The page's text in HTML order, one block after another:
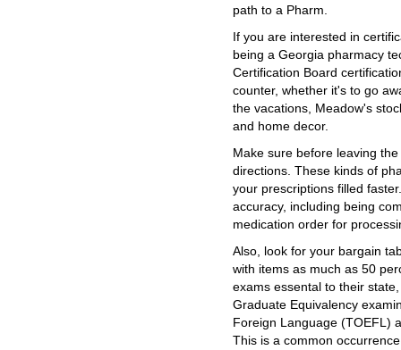
path to a Pharm.
If you are interested in
being a Georgia pharmacy
Certification Board
counter, whether it's to go
the vacations, Meadow's
and home decor.
Make sure before leaving
directions. These kinds of
your prescriptions filled
accuracy, including being
medication order for
Also, look for your bargain
with items as much as 50
exams essental to their
Graduate Equivalency
Foreign Language (TOEFL)
This is a common